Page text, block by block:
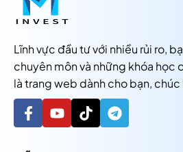
Lĩnh vực đầu tư với nhiều rủi ro,
chuyên môn và những khóa học
là trang web dành cho bạn,